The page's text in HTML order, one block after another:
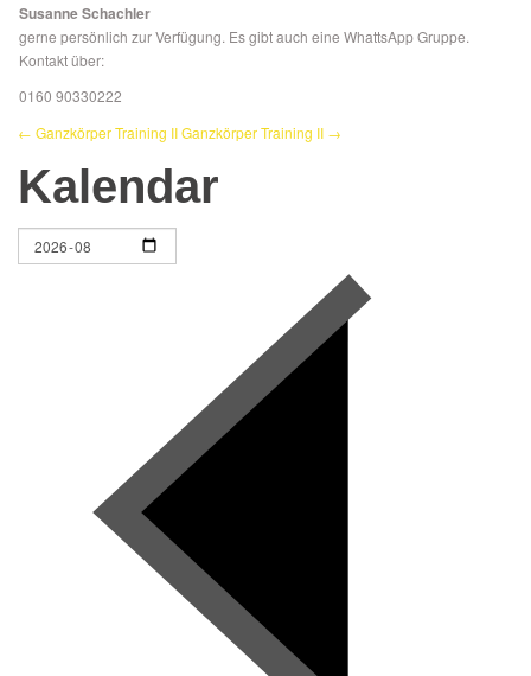
Susanne Schachler
gerne persönlich zur Verfügung. Es gibt auch eine WhattsApp Gruppe.
Kontakt über:
0160 90330222
← Ganzkörper Training IIGanzkörper Training II →
Kalendar